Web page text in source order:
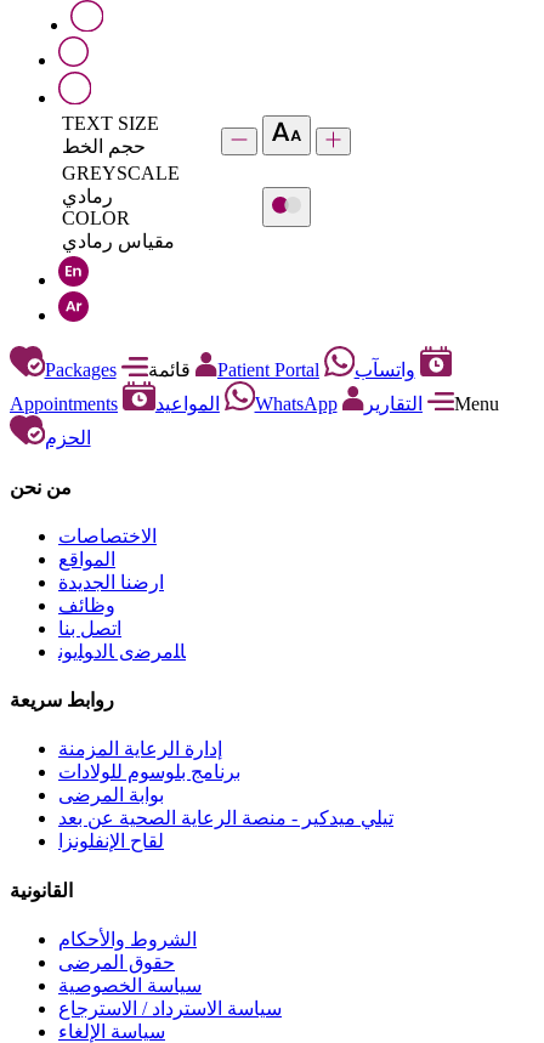
TEXT SIZE
حجم الخط
GREYSCALE
رمادي
COLOR
مقياس رمادي
Packages Patient Portal
واتسآب
Appointments
المواعيد WhatsApp التقارير
Menu
الحزم
من نحن
الاختصاصات
المواقع
ارضنا الجديدة
وظائف
اتصل بنا
ﺎﻠﻣﺮﺿﻯ ﺎﻟﺩﻮﻠﻳﻮﻧ
روابط سريعة
إدارة الرعاية المزمنة
برنامج بلوسوم للولادات
بوابة المرضى
تيلي ميدكير - منصة الرعاية الصحية عن بعد
لقاح الإنفلونزا
القانونية
الشروط والأحكام
حقوق المرضى
سياسة الخصوصية
سياسة الاسترداد / الاسترجاع
سياسة الإلغاء